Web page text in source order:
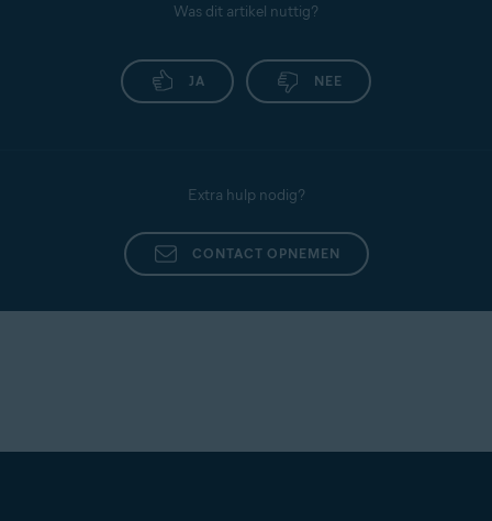
Was dit artikel nuttig?
JA NEE
Extra hulp nodig?
CONTACT OPNEMEN